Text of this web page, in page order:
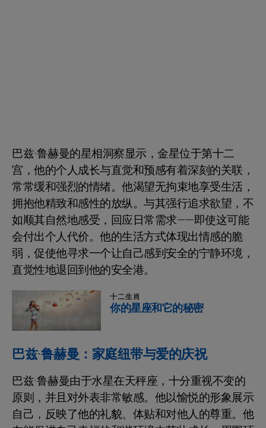
巴兹·鲁赫曼的星相洞察显示，金星位于第十二
宫，他的个人成长与直觉和预感有着深刻的关联，
常常缓和强烈的情绪。他渴望无拘束地享受生活，
拥抱他精致和感性的放纵。与其强行追求欲望，不
如顺其自然地感受，回应日常需求——即使这可能
会付出个人代价。他的生活方式体现出情感的脆
弱，促使他寻求一个让自己感到安全的宁静环境，
直觉性地退回到他的安全港。
十二生肖
你的星座和它的秘密
巴兹·鲁赫曼：家庭纽带与爱的庆祝
巴兹·鲁赫曼由于水星在天秤座，十分重视不变的
原则，并且对外表非常敏感。他以愉悦的形象展示
自己，反映了他的礼貌、体贴和对他人的尊重。他